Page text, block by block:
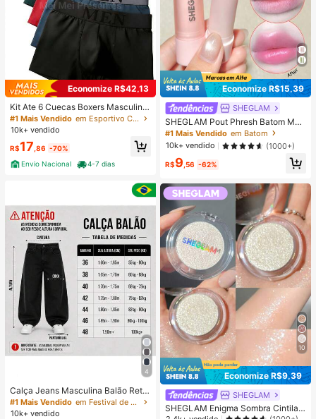
Economize R$42,13
Kit Ate 6 Cuecas Boxers Masculina
Confortável Macia Cueca Adulto d
e Microfibra Cores Lisa Variadas
#1 Mais Vendido
em Esportivo Calções de banho masculinos
10k+ vendido
R$17 ,86 -70%
Envio Nacional
4-7 dias
4
Calça Jeans Masculina Balão Reto
Baggy Premium Streetwear Oversiz
ed Rapper Ganga Estilo Skatista Fol
#1 Mais Vendido
em Festival de casamento Calças masculinas
10k+ vendido
Economize R$15,39
SHEGLAM
SHEGLAM Pout Phresh Batom Mud
a De Cor-Watermelon Lip Combo M
arca De Beleza CosméTicos Maqui
agem Para Mulheres E Meninas
#1 Mais Vendido em Batom
10k+ vendido
(1000+)
R$9,56 -62%
10
Economize R$9,39
SHEGLAM
SHEGLAM Enigma Sombra Cintilan